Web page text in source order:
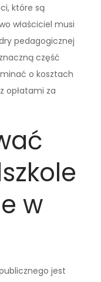
które są
właściciel musi
pedagogicznej
część
o kosztach
opłatami za
w
jest